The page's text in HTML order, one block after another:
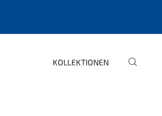
KOLLEKTIONEN